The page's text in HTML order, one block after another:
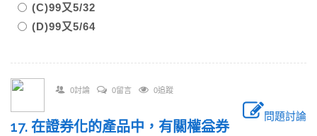
(C)99又5/32
(D)99又5/64
0討論 0留言 0追蹤
問題討論
17. 在證券化的產品中，有關權益券